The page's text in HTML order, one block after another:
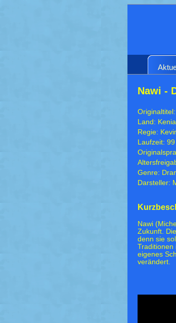
Nawi -
Land:
Regie:
Laufzeit:
Genre:
Darsteller:
Nawi
Zukunft.
denn sie
Traditionen
eigenes
verändert.